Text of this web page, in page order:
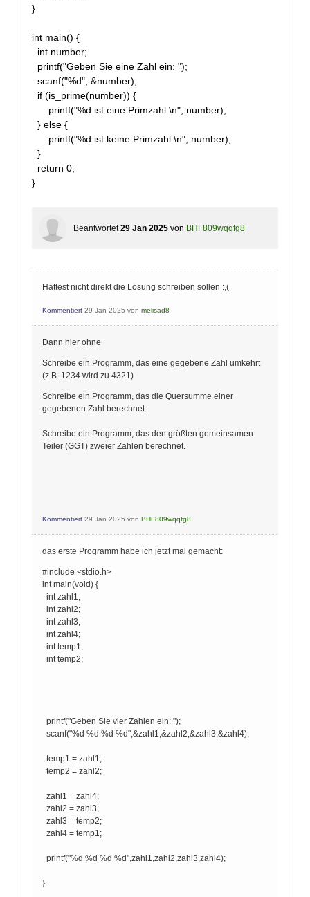
}
int main() {
int number;
printf("Geben Sie eine Zahl ein: ");
scanf("%d", &number);
if (is_prime(number)) {
printf("%d ist eine Primzahl.\n", number);
} else {
printf("%d ist keine Primzahl.\n", number);
}
return 0;
}
Beantwortet 29 Jan 2025 von BHF809wqqfg8
Hättest nicht direkt die Lösung schreiben sollen :,(
Kommentiert 29 Jan 2025 von melisad8
Dann hier ohne
Schreibe ein Programm, das eine gegebene Zahl umkehrt
(z.B. 1234 wird zu 4321)
Schreibe ein Programm, das die Quersumme einer
gegebenen Zahl berechnet.
Schreibe ein Programm, das den größten gemeinsamen
Teiler (GGT) zweier Zahlen berechnet.
Kommentiert 29 Jan 2025 von BHF809wqqfg8
das erste Programm habe ich jetzt mal gemacht:
#include <stdio.h>
int main(void) {
int zahl1;
int zahl2;
int zahl3;
int zahl4;
int temp1;
int temp2;
printf("Geben Sie vier Zahlen ein: ");
scanf("%d %d %d %d",&zahl1,&zahl2,&zahl3,&zahl4);
temp1 = zahl1;
temp2 = zahl2;
zahl1 = zahl4;
zahl2 = zahl3;
zahl3 = temp2;
zahl4 = temp1;
printf("%d %d %d %d",zahl1,zahl2,zahl3,zahl4);
}